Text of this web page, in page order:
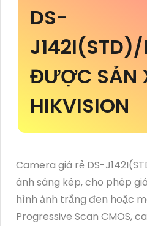
DS-
ĐƯỢC SẢN
HIKVISION
Camera giá rẻ DS-
ánh sáng kép, cho phép
hình ảnh trắng đen hoặc
Progressive Scan CMOS,